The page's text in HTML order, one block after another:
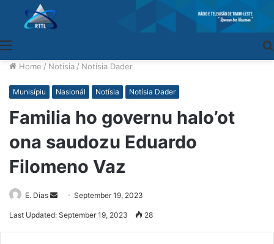
Home / Notísia / Notísia Dader
Munisípiu Nasionál Notísia Notísia Dader
Familia ho governu halo’ot
ona saudozu Eduardo
Filomeno Vaz
E. Dias
Send
an
September 19, 2023
Last Updated: September 19, 2023 28